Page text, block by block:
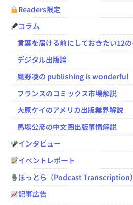
Readers限定
コラム
言葉を届ける前にしておきたい12
デジタル出版論
鷹野凌の publishing is wonderful
フランスのコミックス市場解説
大原ケイのアメリカ出版業界解説
馬場公彦の中文圏出版事情解説
インタビュー
イベントレポート
ぽっとら（Podcast Transcription）
記事広告